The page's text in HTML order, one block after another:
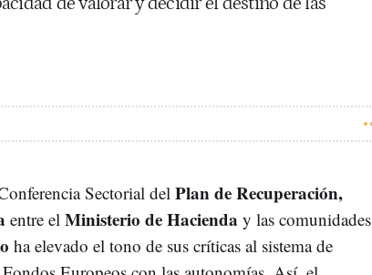
Sectorial del Plan de Recuperación,
entre el Ministerio de Hacienda y las comunidades
ha elevado el tono de sus críticas al sistema de